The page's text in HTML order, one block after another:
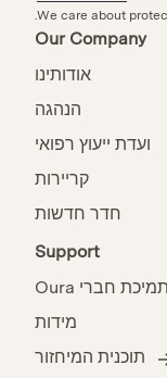
We care about
.
Our Company
אודותינו
הנהגה
ועדת ייעוץ רפואי
קריירות
חדר חדשות
Support
תמיכת חברי Oura
מידות
תוכנית המיחזור